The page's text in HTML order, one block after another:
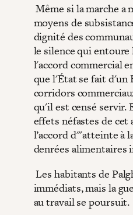
Même si la marche a
moyens de
dignité des
le silence qui entoure
l'accord commercial
que l'État se fait d'un
corridors
qu'il est censé servir.
effets néfastes de
l’accord d'"atteinte à
denrées alimentaires
Les habitants de
immédiats, mais la
au travail se poursuit.